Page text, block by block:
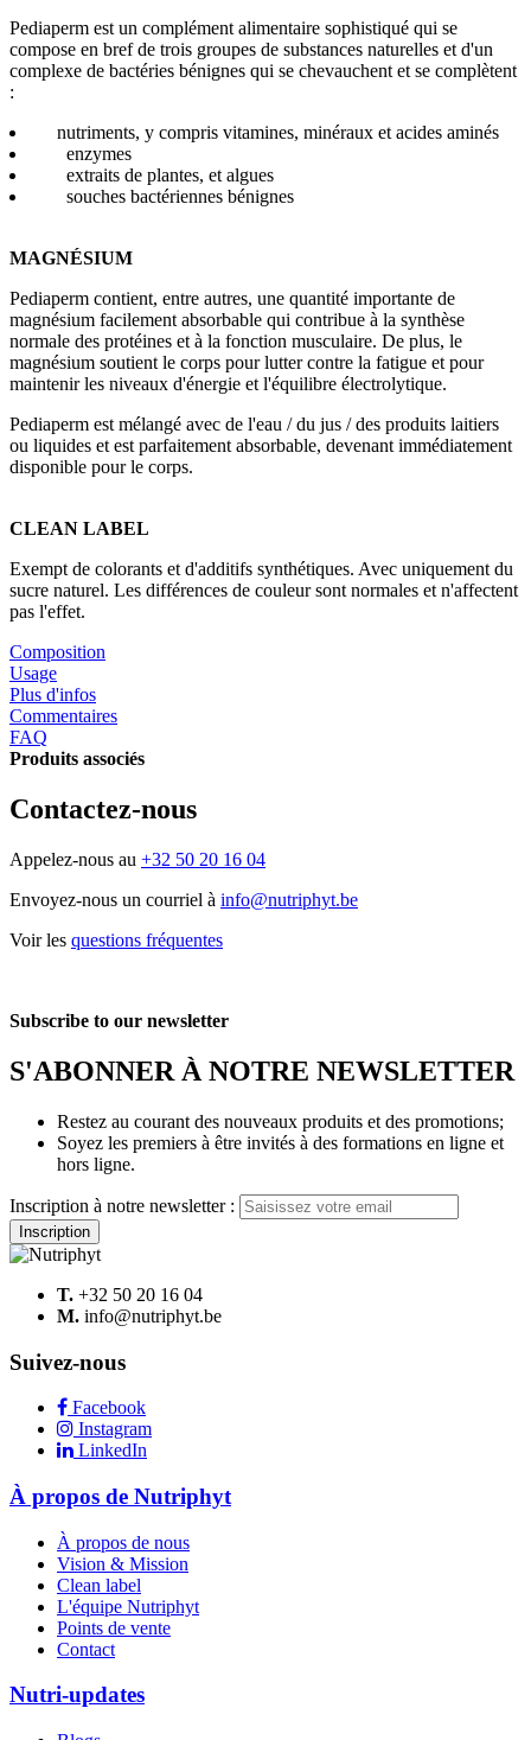
Pediaperm est un complément alimentaire sophistiqué qui se
compose en bref de trois groupes de substances naturelles et d'un
complexe de bactéries bénignes qui se chevauchent et se complètent
:
nutriments, y compris vitamines, minéraux et acides aminés
enzymes
extraits de plantes, et algues
souches bactériennes bénignes
MAGNÉSIUM
Pediaperm contient, entre autres, une quantité importante de
magnésium facilement absorbable qui contribue à la synthèse
normale des protéines et à la fonction musculaire. De plus, le
magnésium soutient le corps pour lutter contre la fatigue et pour
maintenir les niveaux d'énergie et l'équilibre électrolytique.
Pediaperm est mélangé avec de l'eau / du jus / des produits laitiers
ou liquides et est parfaitement absorbable, devenant immédiatement
disponible pour le corps.
CLEAN LABEL
Exempt de colorants et d'additifs synthétiques. Avec uniquement du
sucre naturel. Les différences de couleur sont normales et n'affectent
pas l'effet.
Composition
Usage
Plus d'infos
Commentaires
FAQ
Produits associés
Contactez-nous
Appelez-nous au +32 50 20 16 04
Envoyez-nous un courriel à info@nutriphyt.be
Voir les questions fréquentes
Subscribe to our newsletter
S'ABONNER À NOTRE NEWSLETTER
Restez au courant des nouveaux produits et des promotions;
Soyez les premiers à être invités à des formations en ligne et
hors ligne.
Inscription à notre newsletter :
Inscription
T. +32 50 20 16 04
M. info@nutriphyt.be
Suivez-nous
Facebook
Instagram
LinkedIn
À propos de Nutriphyt
À propos de nous
Vision & Mission
Clean label
L'équipe Nutriphyt
Points de vente
Contact
Nutri-updates